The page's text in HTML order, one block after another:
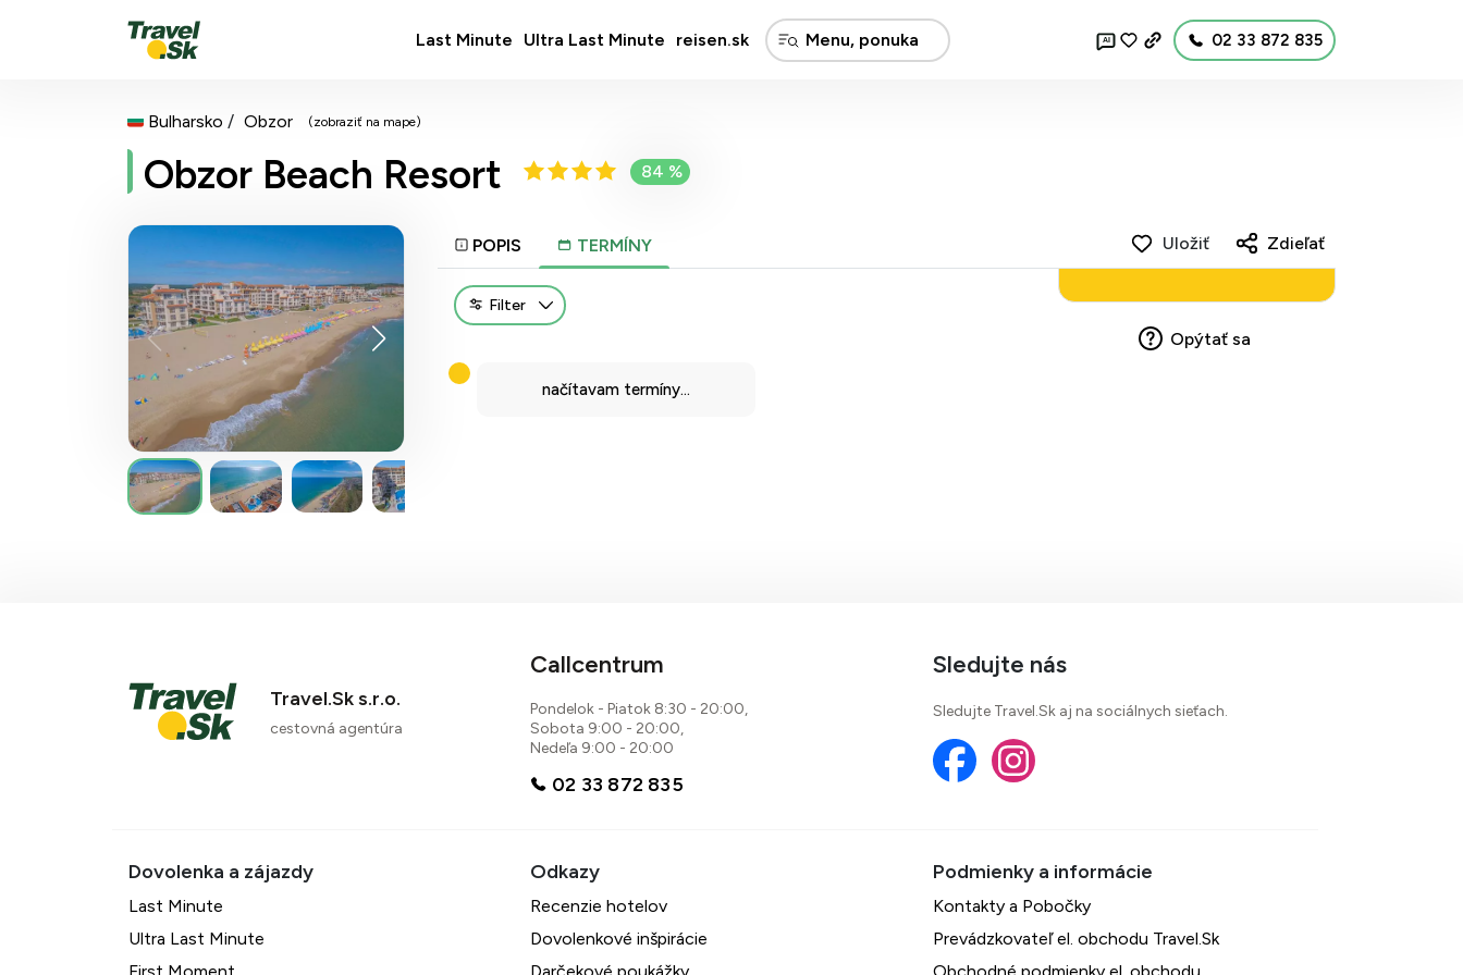
Last Minute Ultra Last Minute reisen.sk AI 02 33 872 835
Bulharsko Obzor (zobraziť na mape)
Obzor Beach Resort 84 %
POPIS TERMÍNY
Filter
načítavam termíny...
Uložiť Zdieľať
Opýtať sa
Travel.Sk s.r.o.
cestovná agentúra
Callcentrum
Pondelok - Piatok 8:30 - 20:00,
Sobota 9:00 - 20:00,
Nedeľa 9:00 - 20:00
02 33 872 835
Sledujte nás
Sledujte Travel.Sk aj na sociálnych sieťach.
Last Minute
Ultra Last Minute
Recenzie hotelov
Dovolenkové inšpirácie
Kontakty a Pobočky
Prevádzkovateľ el. obchodu Travel.Sk